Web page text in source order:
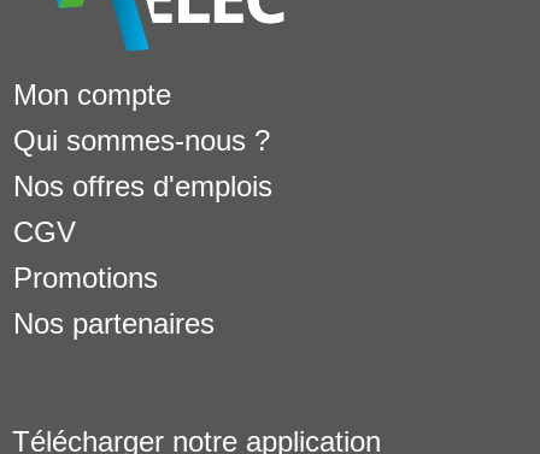
Mon compte
Qui sommes-nous ?
Nos offres d'emplois
CGV
Promotions
Nos partenaires
Télécharger notre application